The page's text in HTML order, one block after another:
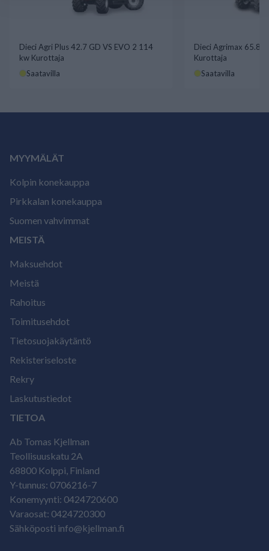
Dieci Agri Plus 42.7 GD VS EVO 2 114
kw Kurottaja
Saatavilla
Dieci Agrimax 65.8
Kurottaja
Saatavilla
MYYMÄLÄT
Kolpin konekauppa
Pirkkalan konekauppa
Suomen vahvimmat
MEISTÄ
Maksuehdot
Meistä
Rahoitus
Toimitusehdot
Tietosuojakäytäntö
Rekisteriseloste
Rekry
Laskutustiedot
TIETOA
Ab Tomas Kjellman
Teollisuuskatu 2A
68800 Kolppi, Finland
Y-tunnus: 0706216-7
Konemyynti: 0424720600
Varaosat: 0424720300
Sähköposti info@kjellman.fi